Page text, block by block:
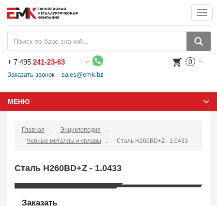
+ 7 495 241-23-63
Заказать звонок sales@emk.bz
0
МЕНЮ
Главная
Энциклопедия
Черные металлы и сплавы
Сталь H260BD+Z - 1.0433
Сталь H260BD+Z - 1.0433
Заказать